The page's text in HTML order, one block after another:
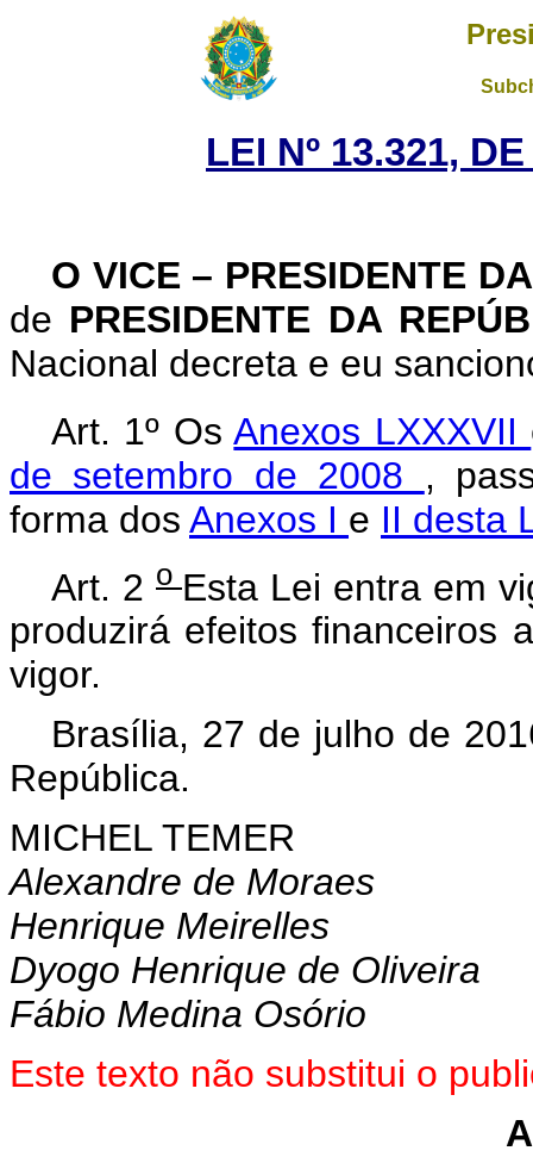
LEI Nº 13.321,
O VICE – PRESIDENTE
de PRESIDENTE DA
Nacional decreta e eu
Art. 1º OsAnexos LXXXVII
de setembro de 2008 ,
forma dos Anexos I e II desta
Art. 2 o Esta Lei entra em
produzirá efeitos financeiros
vigor.
Brasília, 27 de julho de
República.
MICHEL TEMER
Alexandre de Moraes
Henrique Meirelles
Dyogo Henrique de Oliveira
Fábio Medina Osório
Este texto não substitui o